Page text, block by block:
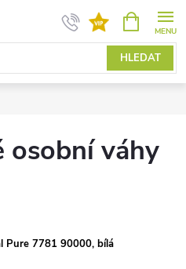
HLEDAT
NÁKUPNÍ
KOŠÍK
osobní váhy
Pure 7781 90000, bílá